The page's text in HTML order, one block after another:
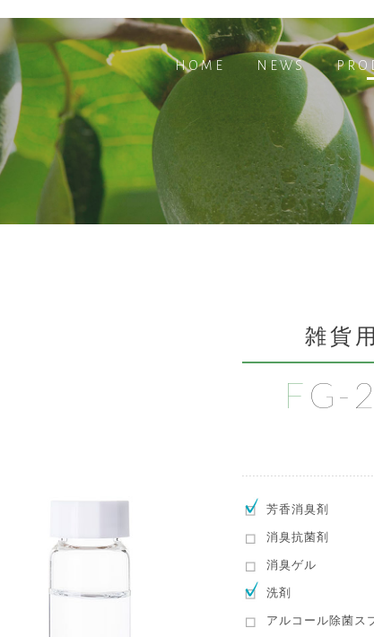
HOME NEWS
雑貨用
FG-
芳香消臭剤
消臭抗菌剤
消臭ゲル
洗剤
アルコール除菌ス